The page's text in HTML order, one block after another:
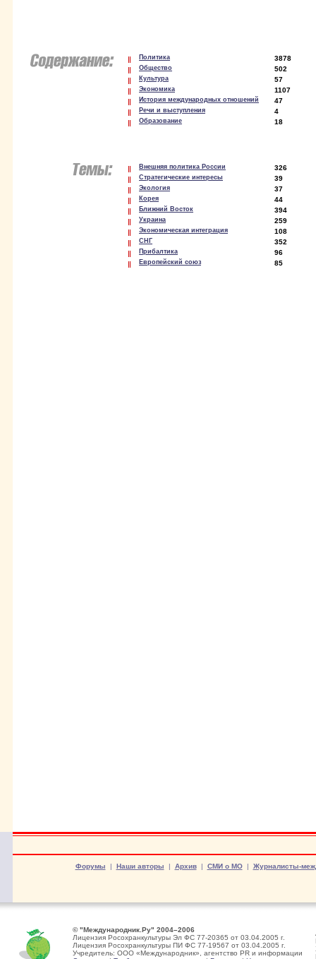
Политика 3878
Общество 502
Культура 57
Экономика 1107
История международных отношений 47
Речи и выступления 4
Образование 18
Внешняя политика России 326
Стратегические интересы 39
Экология 37
Корея 44
Ближний Восток 394
Украина 259
Экономическая интеграция 108
СНГ 352
Прибалтика 96
Европейский союз 85
Форумы | Наши авторы | Архив| СМИ о МО| Журналисты-
© "Международник.Ру" 2004–2006
Лицензия Росохранкультуры Эл ФС 77-20365 от 03.04.2005 г.
Лицензия Росохранкультуры ПИ ФС 77-19567 от 03.04.2005 г.
Учредитель: ООО «Международник», агентство PR и информации